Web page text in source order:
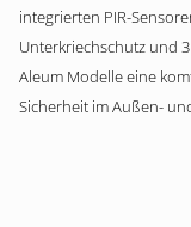
integrierten PIR-
Unterkriechschutz und
Aleum Modelle eine
Sicherheit im Außen-